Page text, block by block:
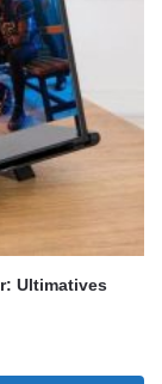
Ultimatives